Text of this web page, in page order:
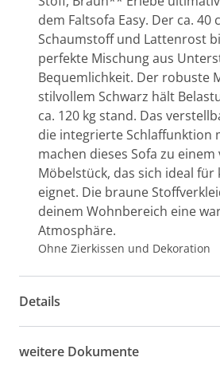
dem Faltsofa Easy. Der ca. 40
Schaumstoff und Lattenrost
perfekte Mischung aus
Bequemlichkeit. Der robuste
stilvollem Schwarz hält
ca. 120 kg stand. Das
die integrierte Schlaffunktion
machen dieses Sofa zu einem
Möbelstück, das sich ideal für
eignet. Die braune
deinem Wohnbereich eine
Atmosphäre.
Ohne Zierkissen und Dekoration
Details
weitere Dokumente